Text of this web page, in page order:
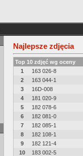
Najlepsze zdjęcia
Top 10 zdjęć wg oceny
1
163 026-8
2
163 044-1
3
16D-008
4
181 020-9
5
182 078-6
6
182 081-0
7
182 085-1
8
182 108-1
9
182 121-4
10
183 002-5